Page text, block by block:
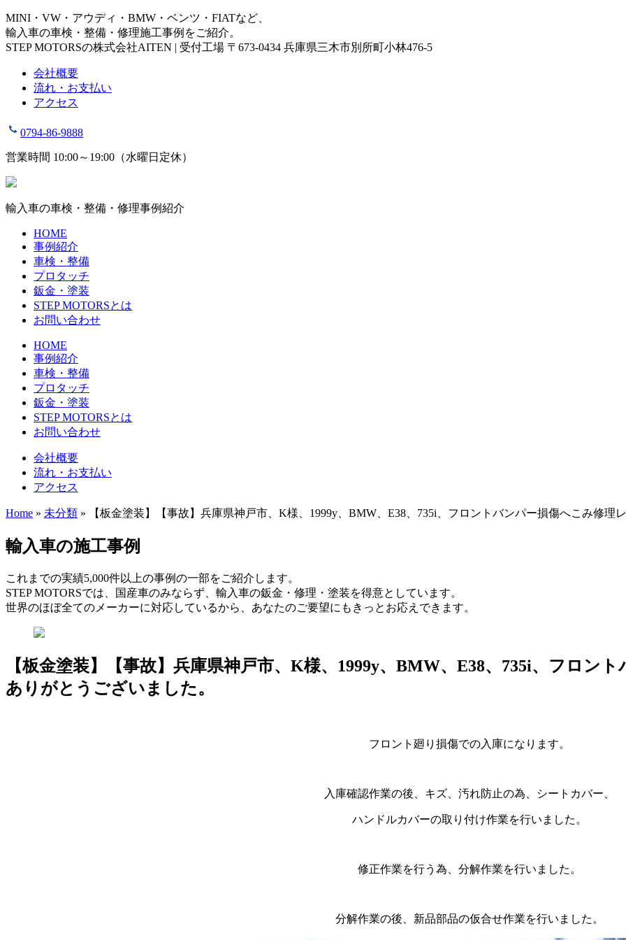
MINI・VW・アウディ・BMW・ベンツ・FIATなど、
輸入車の車検・整備・修理施工事例をご紹介。
STEP MOTORSの株式会社AITEN | 受付工場 〒673-0434 兵庫県三木市別所町小林476-5
会社概要
流れ・お支払い
アクセス
0794-86-9888
営業時間 10:00～19:00（水曜日定休）
輸入車の車検・整備・修理事例紹介
HOME
事例紹介
車検・整備
プロタッチ
鈑金・塗装
STEP MOTORSとは
お問い合わせ
HOME
事例紹介
車検・整備
プロタッチ
鈑金・塗装
STEP MOTORSとは
お問い合わせ
会社概要
流れ・お支払い
アクセス
Home » 未分類 » 【板金塗装】【事故】兵庫県神戸市、K様、1999y、BMW、E38、735i、フロントバンパー損傷へこみ修理
輸入車の施工事例
これまでの実績5,000件以上の事例の一部をご紹介します。
STEP MOTORSでは、国産車のみならず、輸入車の鈑金・修理・塗装を得意としています。
世界のほぼ全てのメーカーに対応しているから、あなたのご要望にもきっとお応えできます。
【板金塗装】【事故】兵庫県神戸市、K様、1999y、BMW、E38、735i、フロン
ありがとうございました。
フロント廻り損傷での入庫になります。
入庫確認作業の後、キズ、汚れ防止の為、シートカバー、
ハンドルカバーの取り付け作業を行いました。
修正作業を行う為、分解作業を行いました。
分解作業の後、新品部品の仮合せ作業を行いました。